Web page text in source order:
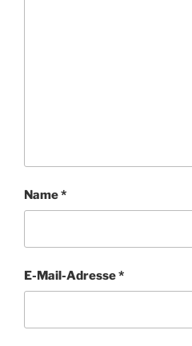
Name*
E-Mail-Adresse*